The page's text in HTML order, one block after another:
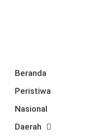
Beranda
Peristiwa
Nasional
Daerah